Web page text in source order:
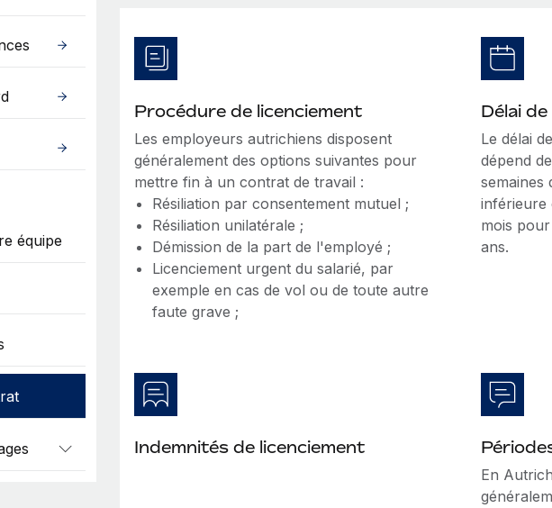
équipe
Procédure de licenciement
Les employeurs autrichiens disposent
généralement des options suivantes pour
mettre fin à un contrat de travail :
Résiliation par consentement mutuel ;
Résiliation unilatérale ;
Démission de la part de l'employé ;
Licenciement urgent du salarié, par
exemple en cas de vol ou de toute autre
faute grave ;
Délai
Le délai
dépend
semaines
inférieure
mois
ans.
Indemnités de licenciement
En